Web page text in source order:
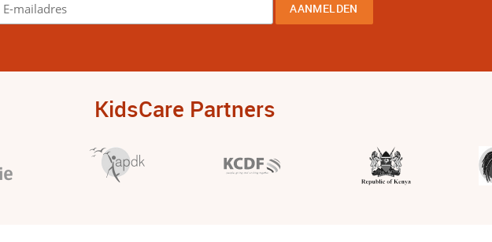
KidsCare Partners